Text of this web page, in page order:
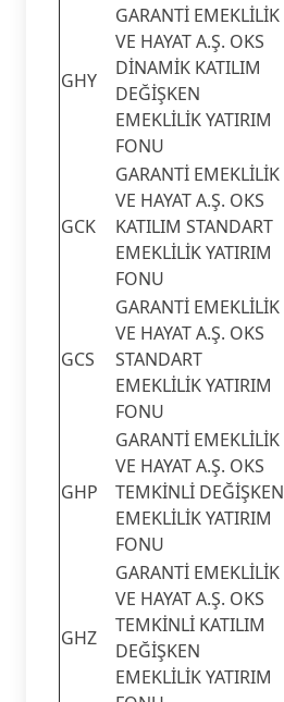
GHY
GARANTİ EMEKLİLİK
VE HAYAT A.Ş. OKS
DİNAMİK KATILIM
DEĞİŞKEN
EMEKLİLİK YATIRIM
FONU
GCK
GARANTİ EMEKLİLİK
VE HAYAT A.Ş. OKS
KATILIM STANDART
EMEKLİLİK YATIRIM
FONU
GCS
GARANTİ EMEKLİLİK
VE HAYAT A.Ş. OKS
STANDART
EMEKLİLİK YATIRIM
FONU
GHP
GARANTİ EMEKLİLİK
VE HAYAT A.Ş. OKS
TEMKİNLİ DEĞİŞKEN
EMEKLİLİK YATIRIM
FONU
GHZ
GARANTİ EMEKLİLİK
VE HAYAT A.Ş. OKS
TEMKİNLİ KATILIM
DEĞİŞKEN
EMEKLİLİK YATIRIM